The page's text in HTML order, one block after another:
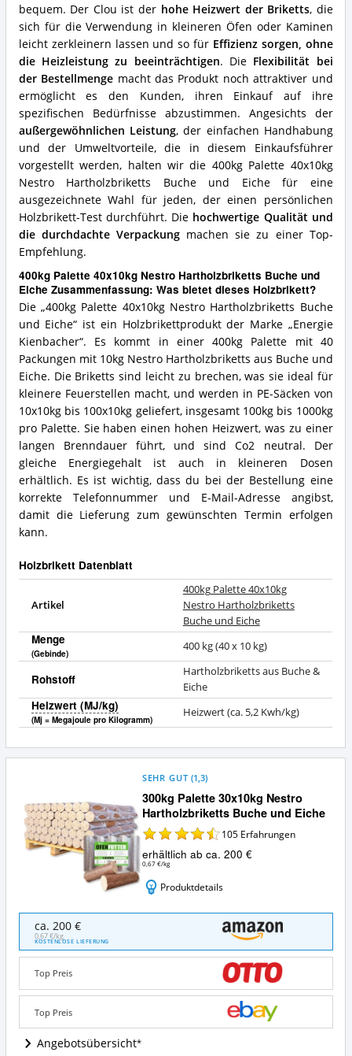
bequem. Der Clou ist der hohe Heizwert der Briketts, die
sich für die Verwendung in kleineren Öfen oder Kaminen
leicht zerkleinern lassen und so für Effizienz sorgen, ohne
die Heizleistung zu beeinträchtigen. Die Flexibilität bei
der Bestellmenge macht das Produkt noch attraktiver und
ermöglicht es den Kunden, ihren Einkauf auf ihre
spezifischen Bedürfnisse abzustimmen. Angesichts der
außergewöhnlichen Leistung, der einfachen Handhabung
und der Umweltvorteile, die in diesem Einkaufsführer
vorgestellt werden, halten wir die 400kg Palette 40x10kg
Nestro Hartholzbriketts Buche und Eiche für eine
ausgezeichnete Wahl für jeden, der einen persönlichen
Holzbrikett-Test durchführt. Die hochwertige Qualität und
die durchdachte Verpackung machen sie zu einer Top-
Empfehlung.
400kg Palette 40x10kg Nestro Hartholzbriketts Buche und
Eiche Zusammenfassung: Was bietet dieses Holzbrikett?
Die „400kg Palette 40x10kg Nestro Hartholzbriketts Buche
und Eiche“ ist ein Holzbrikettprodukt der Marke „Energie
Kienbacher“. Es kommt in einer 400kg Palette mit 40
Packungen mit 10kg Nestro Hartholzbriketts aus Buche und
Eiche. Die Briketts sind leicht zu brechen, was sie ideal für
kleinere Feuerstellen macht, und werden in PE-Säcken von
10x10kg bis 100x10kg geliefert, insgesamt 100kg bis 1000kg
pro Palette. Sie haben einen hohen Heizwert, was zu einer
langen Brenndauer führt, und sind Co2 neutral. Der
gleiche Energiegehalt ist auch in kleineren Dosen
erhältlich. Es ist wichtig, dass du bei der Bestellung eine
korrekte Telefonnummer und E-Mail-Adresse angibst,
damit die Lieferung zum gewünschten Termin erfolgen
kann.
Holzbrikett Datenblatt
Artikel
400kg Palette 40x10kg
Nestro Hartholzbriketts
Buche und Eiche
Menge
(Gebinde)
400 kg (40 x 10 kg)
Rohstoff
Hartholzbriketts aus Buche &
Eiche
Heizwert (MJ/kg)
(Mj = Megajoule pro Kilogramm)
Heizwert (ca. 5,2 Kwh/kg)
300kg Palette 30x10kg Nestro
Hartholzbriketts Buche und Eiche
SEHR GUT (1,3)
105 Erfahrungen
erhältlich ab ca. 200 €
0,67 €/kg
Produktdetails
Palette
30x10kg
Nestro
Hartholzbriketts
Buche
Eiche
Angebote:
Wo
ca. 200 €
0,67 €/kg
KOSTENLOSE LIEFERUNG
Top Preis
Top Preis
Angebotsübersicht